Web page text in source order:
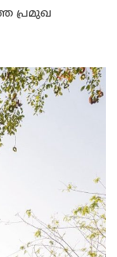
പ്രമുഖ